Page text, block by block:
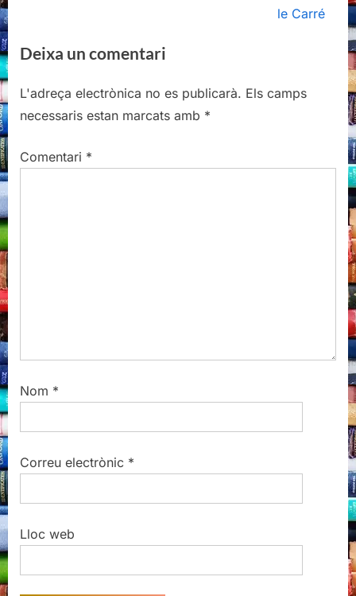
o
s
P
s
t
o
s
:
le Carré
Deixa un comentari
L'adreça electrònica no es publicarà. Els camps
necessaris estan marcats amb *
Comentari *
Nom *
Correu electrònic *
Lloc web